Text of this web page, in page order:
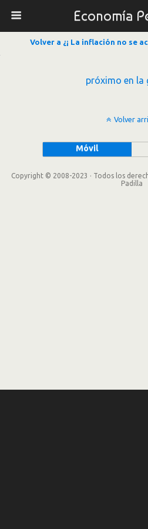
Economía
Volver a ¿¡ La inflación no se
próximo en la
Volver
Móvil
Copyright © 2008-2023 · Todos los
Padilla